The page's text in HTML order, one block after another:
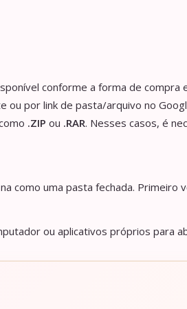
conforme a forma de compra
por link de pasta/arquivo no
.ZIP ou .RAR. Nesses casos, é
como uma pasta fechada.
ou aplicativos próprios para